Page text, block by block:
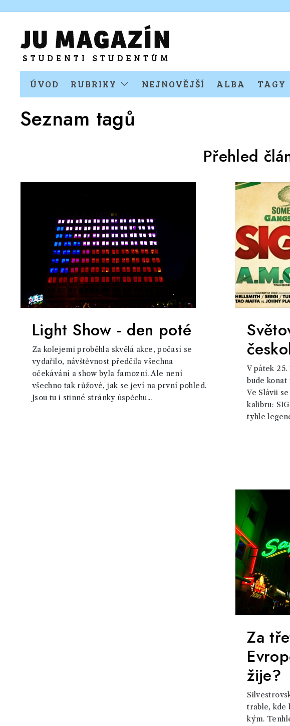
ÚVOD RUBRIKY NEJNOVĚJŠÍ ALBA TAGY
Seznam tagů
Přehled
Light Show - den poté
Za kolejemi proběhla skvělá akce, počasí se
vydařilo, návštěvnost předčila všechna
očekávání a show byla famozní. Ale není
všechno tak růžové, jak se jeví na první pohled.
Jsou tu i stinné stránky úspěchu...
V pátek 25.
bude
Ve Slávii
kalibru:
tyhle
Za
žije?
trable, kde
kým.